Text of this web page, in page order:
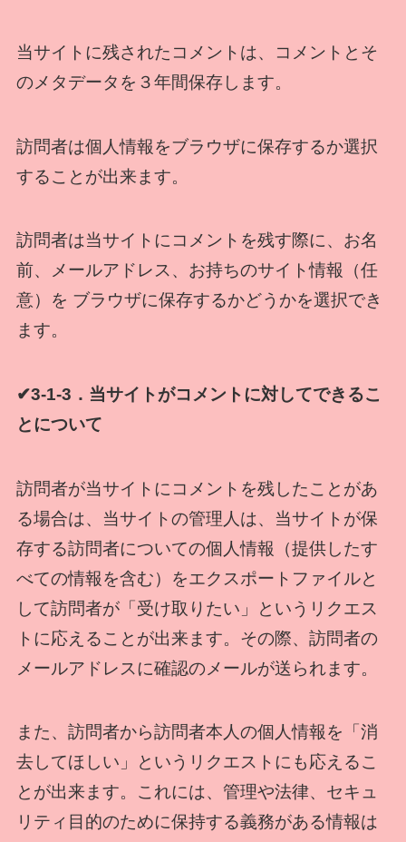
当サイトに残されたコメントは、コメントとそ
のメタデータを３年間保存します。
訪問者は個人情報をブラウザに保存するか選択
することが出来ます。
訪問者は当サイトにコメントを残す際に、お名
前、メールアドレス、お持ちのサイト情報（任
意）を ブラウザに保存するかどうかを選択でき
ます。
✔3-1-3．当サイトがコメントに対してできるこ
とについて
訪問者が当サイトにコメントを残したことがあ
る場合は、当サイトの管理人は、当サイトが保
存する訪問者についての個人情報（提供したす
べての情報を含む）をエクスポートファイルと
して訪問者が「受け取りたい」というリクエス
トに応えることが出来ます。その際、訪問者の
メールアドレスに確認のメールが送られます。
また、訪問者から訪問者本人の個人情報を「消
去してほしい」というリクエストにも応えるこ
とが出来ます。これには、管理や法律、セキュ
リティ目的のために保持する義務がある情報は